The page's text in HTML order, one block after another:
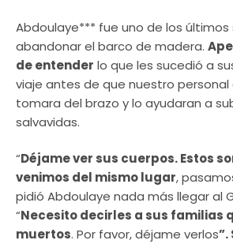
Abdoulaye*** fue uno de los últimos
abandonar el barco de madera.
de entender lo que les sucedió a
viaje antes de que nuestro
tomara del brazo y lo ayudaran a
salvavidas.
“Déjame ver sus cuerpos. Estos
venimos del mismo lugar,
pidió Abdoulaye nada más llegar al
“Necesito decirles a sus familias
muertos. Por favor, déjame verlos”.